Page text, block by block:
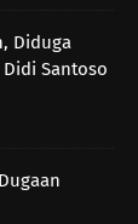
Diduga
Santoso